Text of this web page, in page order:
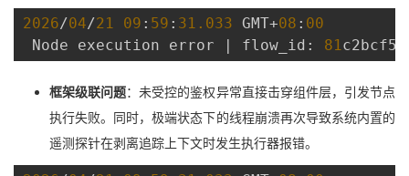
2026/04/21 09 : 59 : 31.033 GMT+08 : 00
Node execution error | flow_id: 81 c2bcf5
框架级联问题：未受控的鉴权异常直接击穿组件层，引发节点
执行失败。同时，极端状态下的线程崩溃再次导致系统内置的
遥测探针在剥离追踪上下文时发生执行器报错。